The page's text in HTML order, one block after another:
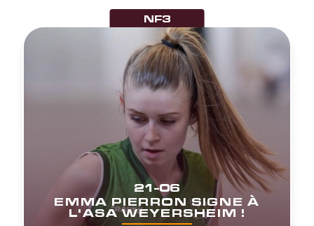
NF3
21-06
EMMA PIERRON SIGNE À
L'ASA WEYERSHEIM !